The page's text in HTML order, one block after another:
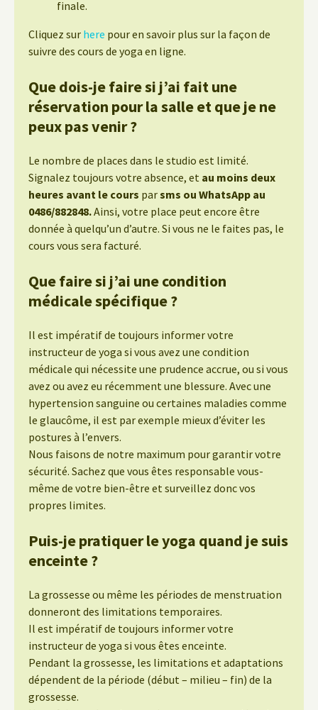
finale.
Cliquez sur here pour en savoir plus sur la façon de
suivre des cours de yoga en ligne.
Que dois-je faire si j’ai fait une
réservation pour la salle et que je ne
peux pas venir ?
Le nombre de places dans le studio est limité.
Signalez toujours votre absence, et au moins deux
heures avant le cours parsms ou WhatsApp au
0486/882848.Ainsi, votre place peut encore être
donnée à quelqu’un d’autre. Si vous ne le faites pas, le
cours vous sera facturé.
Que faire si j’ai une condition
médicale spécifique ?
Il est impératif de toujours informer votre
instructeur de yoga si vous avez une condition
médicale qui nécessite une prudence accrue, ou si vous
avez ou avez eu récemment une blessure. Avec une
hypertension sanguine ou certaines maladies comme
le glaucôme, il est par exemple mieux d’éviter les
postures à l’envers.
Nous faisons de notre maximum pour garantir votre
sécurité. Sachez que vous êtes responsable vous-
même de votre bien-être et surveillez donc vos
propres limites.
Puis-je pratiquer le yoga quand je suis
enceinte ?
La grossesse ou même les périodes de menstruation
donneront des limitations temporaires.
Il est impératif de toujours informer votre
instructeur de yoga si vous êtes enceinte.
Pendant la grossesse, les limitations et adaptations
dépendent de la période (début – milieu – fin) de la
grossesse.